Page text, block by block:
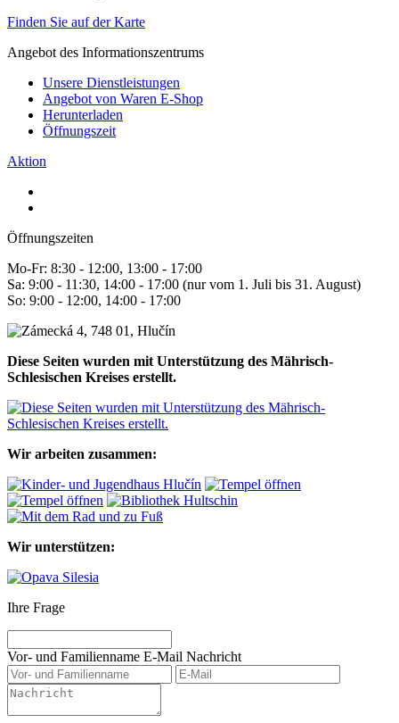
Finden Sie auf der Karte
Angebot des Informationszentrums
Unsere Dienstleistungen
Angebot von Waren E-Shop
Herunterladen
Öffnungszeit
Aktion
Öffnungszeiten
Mo-Fr: 8:30 - 12:00, 13:00 - 17:00
Sa: 9:00 - 11:30, 14:00 - 17:00 (nur vom 1. Juli bis 31. August)
So: 9:00 - 12:00, 14:00 - 17:00
Diese Seiten wurden mit Unterstützung des Mährisch-
Schlesischen Kreises erstellt.
Wir arbeiten zusammen:
Wir unterstützen:
Ihre Frage
Vor- und Familienname E-Mail Nachricht